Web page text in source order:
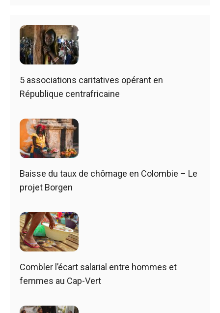
5 associations caritatives opérant en
République centrafricaine
Baisse du taux de chômage en Colombie – Le
projet Borgen
Combler l’écart salarial entre hommes et
femmes au Cap-Vert